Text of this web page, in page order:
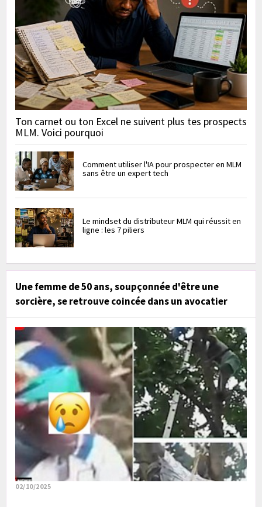
Ton carnet ou ton Excel ne suivent plus tes prospects
MLM. Voici pourquoi
Comment utiliser l'IA pour prospecter en MLM
sans être un expert tech
Le mindset du distributeur MLM qui réussit en
ligne : les 7 piliers
Une femme de 50 ans, soupçonnée d'être une
sorcière, se retrouve coincée dans un avocatier
02/10/2025